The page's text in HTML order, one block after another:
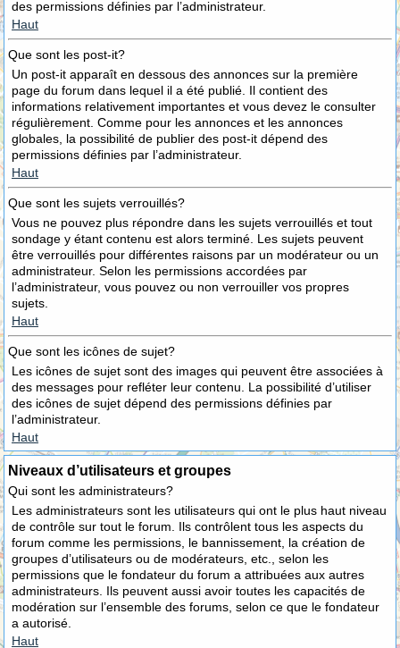
des permissions définies par l’administrateur.
Haut
Que sont les post-it?
Un post-it apparaît en dessous des annonces sur la première
page du forum dans lequel il a été publié. Il contient des
informations relativement importantes et vous devez le consulter
régulièrement. Comme pour les annonces et les annonces
globales, la possibilité de publier des post-it dépend des
permissions définies par l’administrateur.
Haut
Que sont les sujets verrouillés?
Vous ne pouvez plus répondre dans les sujets verrouillés et tout
sondage y étant contenu est alors terminé. Les sujets peuvent
être verrouillés pour différentes raisons par un modérateur ou un
administrateur. Selon les permissions accordées par
l’administrateur, vous pouvez ou non verrouiller vos propres
sujets.
Haut
Que sont les icônes de sujet?
Les icônes de sujet sont des images qui peuvent être associées à
des messages pour refléter leur contenu. La possibilité d’utiliser
des icônes de sujet dépend des permissions définies par
l’administrateur.
Haut
Niveaux d’utilisateurs et groupes
Qui sont les administrateurs?
Les administrateurs sont les utilisateurs qui ont le plus haut niveau
de contrôle sur tout le forum. Ils contrôlent tous les aspects du
forum comme les permissions, le bannissement, la création de
groupes d’utilisateurs ou de modérateurs, etc., selon les
permissions que le fondateur du forum a attribuées aux autres
administrateurs. Ils peuvent aussi avoir toutes les capacités de
modération sur l’ensemble des forums, selon ce que le fondateur
a autorisé.
Haut